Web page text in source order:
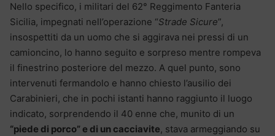
Nello specifico, i militari del 62° Reggimento Fanteria
Sicilia, impegnati nell’operazione “Strade Sicure”,
insospettiti da un uomo che si aggirava nei pressi di un
camioncino, lo hanno seguito e sorpreso mentre rompeva
il finestrino posteriore del mezzo. A quel punto, sono
intervenuti fermandolo e hanno chiesto l’ausilio dei
Carabinieri, che in pochi istanti hanno raggiunto il luogo
indicato, sorprendendo il 40 enne che, munito di un
“piede di porco” e di un cacciavite, stava armeggiando su